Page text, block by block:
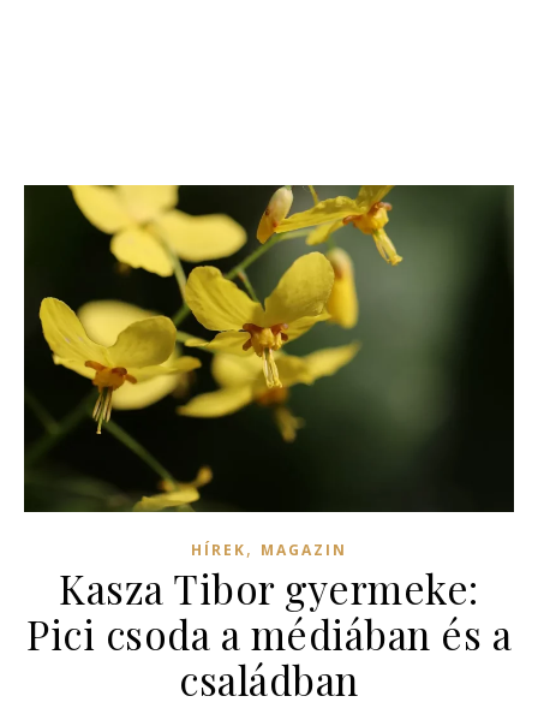
HÍREK, MAGAZIN
Kasza Tibor gyermeke:
Pici csoda a médiában és a
családban